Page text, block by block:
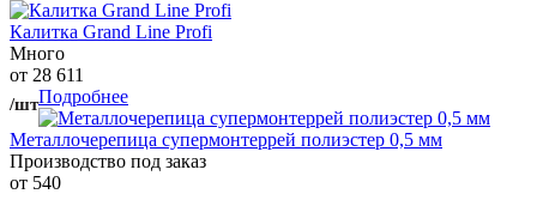
Калитка Grand Line Profi
Много
от 28 611
/штПодробнее
Металлочерепица супермонтеррей полиэстер 0,5 мм
Производство под заказ
от 540